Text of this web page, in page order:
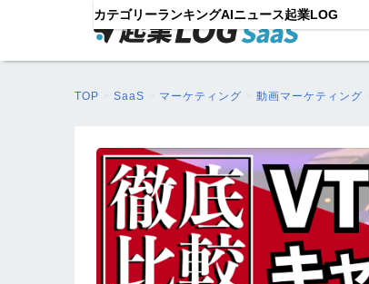
カテゴリーランキングAIニュース起業LOG
TOP SaaS マーケティング 動画マーケティング